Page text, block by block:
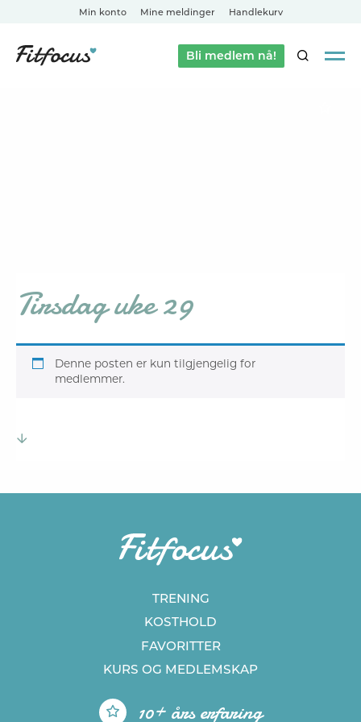
Min konto Mine meldinger Handlekurv
Bli medlem nå!SØK
Tirsdag uke 29
Denne posten er kun tilgjengelig for
medlemmer.
TRENING
KOSTHOLD
FAVORITTER
KURS OG MEDLEMSKAP
10+ års erfaring